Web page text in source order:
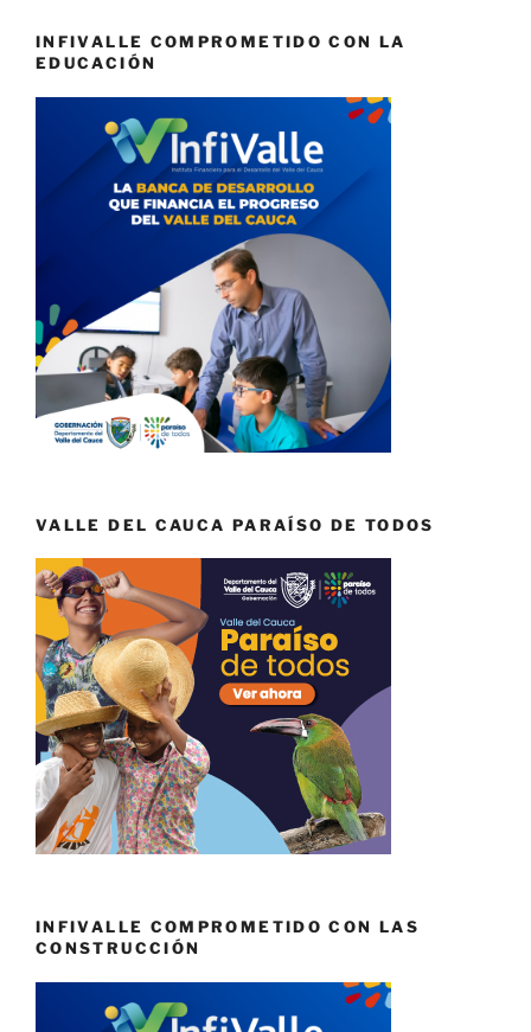
INFIVALLE COMPROMETIDO CON LA
EDUCACIÓN
VALLE DEL CAUCA PARAÍSO DE TODOS
INFIVALLE COMPROMETIDO CON LAS
CONSTRUCCIÓN